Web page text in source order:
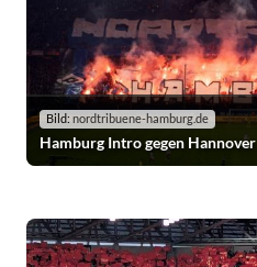
Bild: nordtribuene-hamburg.de
Hamburg Intro gegen Hannover